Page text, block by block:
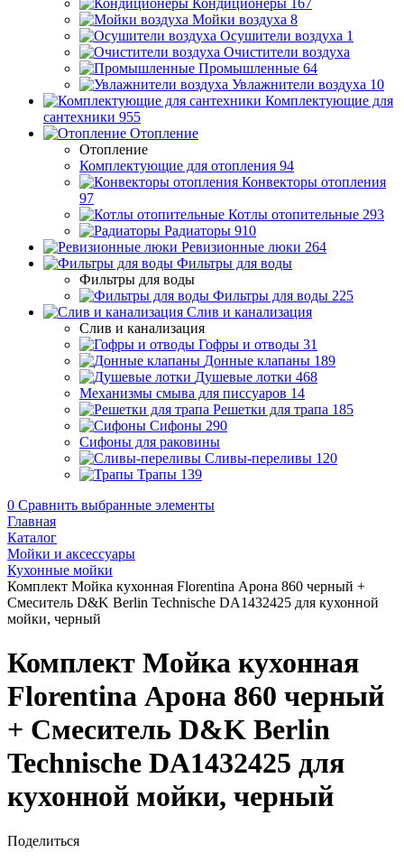
Кондиционеры
167
Мойки воздуха 8
Осушители воздуха 1
Очистители воздуха
Промышленные 64
Увлажнители воздуха 10
Комплектующие для
сантехники 955
Отопление
Отопление
Комплектующие для отопления 94
Конвекторы отопления
97
Котлы отопительные 293
Радиаторы 910
Ревизионные люки 264
Фильтры для воды
Фильтры для воды
Фильтры для воды 225
Слив и канализация
Слив и канализация
Гофры и отводы 31
Донные клапаны 189
Душевые лотки 468
Механизмы смыва для писсуаров 14
Решетки для трапа 185
Сифоны 290
Сифоны для раковины
Сливы-переливы 120
Трапы 139
0 Сравнить выбранные элементы
Главная
Каталог
Мойки и аксессуары
Кухонные мойки
Комплект Мойка кухонная Florentina Арона 860 черный +
Смеситель D&K Berlin Technische DA1432425 для кухонной
мойки, черный
Комплект Мойка кухонная
Florentina Арона 860 черный
+ Смеситель D&K Berlin
Technische DA1432425 для
кухонной мойки, черный
Поделиться